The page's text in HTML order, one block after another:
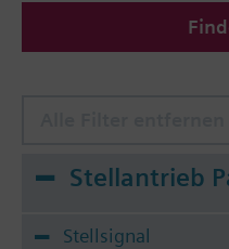
Stellantrieb
Stellsignal